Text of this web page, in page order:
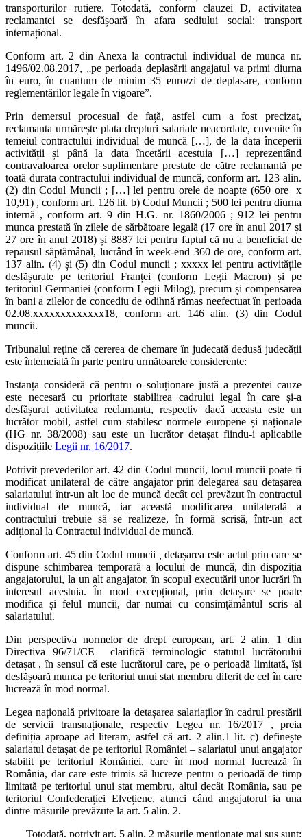
transporturilor rutiere. Totodată, conform clauzei D, activitatea
reclamantei se desfășoară în afara sediului social: transport
internațional.
Conform art. 2 din Anexa la contractul individual de munca nr.
1496/02.08.2017, „pe perioada deplasării angajatul va primi diurna
în euro, în cuantum de minim 35 euro/zi de deplasare, conform
reglementărilor legale în vigoare”.
Prin demersul procesual de față, astfel cum a fost precizat,
reclamanta urmărește plata drepturi salariale neacordate, cuvenite în
temeiul contractului individual de muncă […], de la data începerii
activității și până la data încetării acestuia […] reprezentând
contravaloarea orelor suplimentare prestate de către reclamantă pe
toată durata contractului individual de muncă, conform art. 123 alin.
(2) din Codul Muncii ; […] lei pentru orele de noapte (650 ore x
10,91) , conform art. 126 lit. b) Codul Muncii ; 500 lei pentru diurna
internă , conform art. 9 din H.G. nr. 1860/2006 ; 912 lei pentru
munca prestată în zilele de sărbătoare legală (17 ore în anul 2017 și
27 ore în anul 2018) și 8887 lei pentru faptul că nu a beneficiat de
repausul săptămânal, lucrând în week-end 360 de ore, conform art.
137 alin. (4) și (5) din Codul muncii ; xxxxx lei pentru activitățile
desfășurate pe teritoriul Franței (conform Legii Macron) și pe
teritoriul Germaniei (conform Legii Milog), precum și compensarea
în bani a zilelor de concediu de odihnă rămas neefectuat în perioada
02.08.xxxxxxxxxxxxx18, conform art. 146 alin. (3) din Codul
muncii.
Tribunalul reține că cererea de chemare în judecată dedusă judecății
este întemeiată în parte pentru următoarele considerente:
Instanța consideră că pentru o soluționare justă a prezentei cauze
este necesară cu prioritate stabilirea cadrului legal în care și-a
desfășurat activitatea reclamanta, respectiv dacă aceasta este un
lucrător mobil, astfel cum stabilesc normele europene și naționale
(HG nr. 38/2008) sau este un lucrător detașat fiindu-i aplicabile
dispozițiile Legii nr. 16/2017.
Potrivit prevederilor art. 42 din Codul muncii, locul muncii poate fi
modificat unilateral de către angajator prin delegarea sau detașarea
salariatului într-un alt loc de muncă decât cel prevăzut în contractul
individual de muncă, iar această modificarea unilaterală a
contractului trebuie să se realizeze, în formă scrisă, într-un act
adițional la Contractul individual de muncă.
Conform art. 45 din Codul muncii
,detașarea este actul prin care se
dispune schimbarea temporară a locului de muncă, din dispoziția
angajatorului, la un alt angajator, în scopul executării unor lucrări în
interesul acestuia. În mod excepțional, prin detașare se poate
modifica și felul muncii, dar numai cu consimțământul scris al
salariatului.
Din perspectiva normelor de drept european, art. 2 alin. 1 din
Directiva 96/71/CE clarifică terminologic statutul lucrătorului
detașat , în sensul că este lucrătorul care, pe o perioadă limitată, își
desfășoară munca pe teritoriul unui stat membru diferit de cel în care
lucrează în mod normal.
Legea națională privitoare la detașarea salariaților în cadrul prestării
de servicii transnaționale, respectiv Legea nr. 16/2017 , preia
definiția aproape ad literam, astfel că art. 2 alin.1 lit. c) definește
salariatul detașat de pe teritoriul României – salariatul unui angajator
stabilit pe teritoriul României, care în mod normal lucrează în
România, dar care este trimis să lucreze pentru o perioadă de timp
limitată pe teritoriul unui stat membru, altul decât România, sau pe
teritoriul Confederației Elvețiene, atunci când angajatorul ia una
dintre măsurile prevăzute la art. 5 alin. 2.
Totodată, potrivit art. 5 alin. 2 măsurile menționate mai sus sunt: